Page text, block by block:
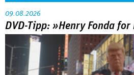
09.08.2026
DVD-Tipp: »Henry Fonda